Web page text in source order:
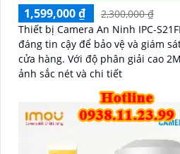
1,599,000 ₫
2,300,000 ₫
Thiết bị Camera An Ninh IPC-
đáng tin cậy để bảo vệ và giám
cửa hàng. Với độ phân giải cao 2MP, nó cung cấp hình
ảnh sắc nét và chi tiết